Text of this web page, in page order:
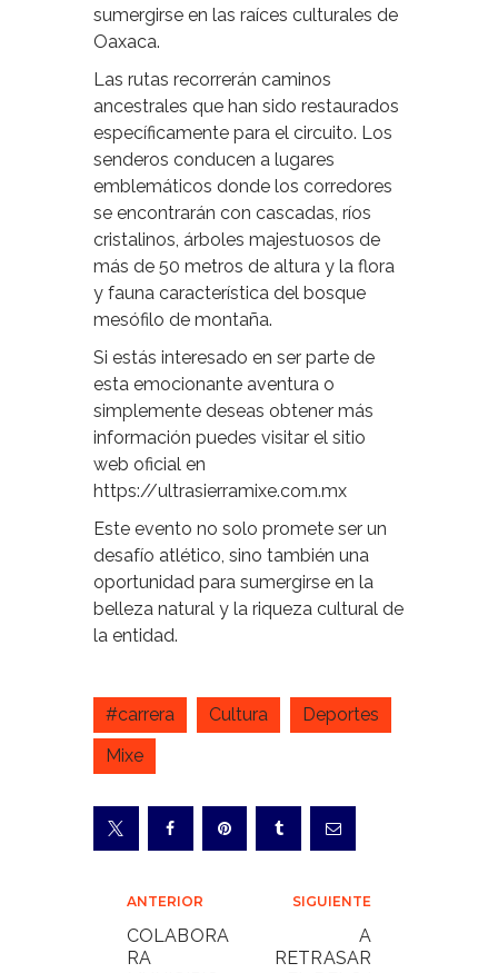
sumergirse en las raíces culturales de
Oaxaca.
Las rutas recorrerán caminos
ancestrales que han sido restaurados
específicamente para el circuito. Los
senderos conducen a lugares
emblemáticos donde los corredores
se encontrarán con cascadas, ríos
cristalinos, árboles majestuosos de
más de 50 metros de altura y la flora
y fauna característica del bosque
mesófilo de montaña.
Si estás interesado en ser parte de
esta emocionante aventura o
simplemente deseas obtener más
información puedes visitar el sitio
web oficial en
https://ultrasierramixe.com.mx
Este evento no solo promete ser un
desafío atlético, sino también una
oportunidad para sumergirse en la
belleza natural y la riqueza cultural de
la entidad.
#carrera Cultura
Deportes
Mixe
Navegación
de
ANTERIOR
COLABORA
RA
SIGUIENTE
A
RETRASAR